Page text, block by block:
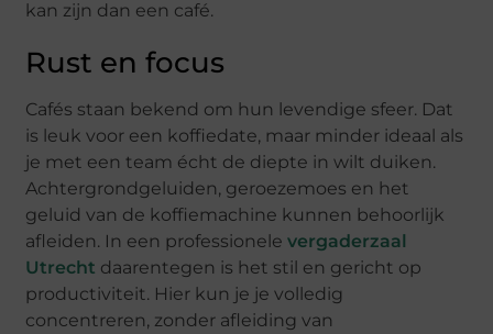
kan zijn dan een café.
Rust en focus
Cafés staan bekend om hun levendige sfeer. Dat
is leuk voor een koffiedate, maar minder ideaal als
je met een team écht de diepte in wilt duiken.
Achtergrondgeluiden, geroezemoes en het
geluid van de koffiemachine kunnen behoorlijk
afleiden. In een professionelevergaderzaal
Utrecht daarentegen is het stil en gericht op
productiviteit. Hier kun je je volledig
concentreren, zonder afleiding van